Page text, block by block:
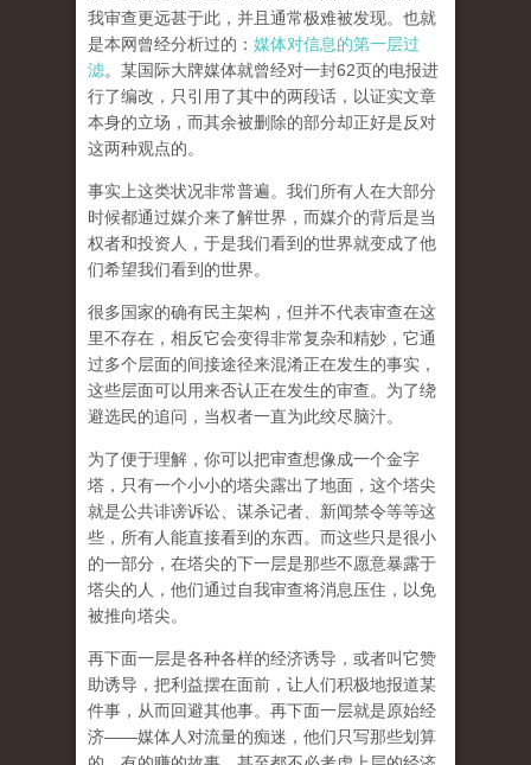
我审查更远甚于此，并且通常极难被发现。 也就
是本网曾经分析过的： 媒体对信息的第一层过
滤。某国际大牌媒体就曾经对一封62页的电报进
行了编改，只引用了其中的两段话，以证实文章
本身的立场，而其余被删除的部分却正好是反对
这两种观点的。
事实上这类状况非常普遍。我们所有人在大部分
时候都通过媒介来了解世界，而媒介的背后是当
权者和投资人，于是我们看到的世界就变成了他
们希望我们看到的世界。
很多国家的确有民主架构，但并不代表审查在这
里不存在，相反它会变得非常复杂和精妙，它通
过多个层面的间接途径来混淆正在发生的事实，
这些层面可以用来否认正在发生的审查。为了绕
避选民的追问，当权者一直为此绞尽脑汁。
为了便于理解，你可以把审查想像成一个金字
塔，只有一个小小的塔尖露出了地面，这个塔尖
就是公共诽谤诉讼、谋杀记者、新闻禁令等等这
些，所有人能直接看到的东西。而这些只是很小
的一部分，在塔尖的下一层是那些不愿意暴露于
塔尖的人，他们通过自我审查将消息压住，以免
被推向塔尖。
再下面一层是各种各样的经济诱导，或者叫它赞
助诱导，把利益摆在面前，让人们积极地报道某
件事，从而回避其他事。再下面一层就是原始经
济——媒体人对流量的痴迷，他们只写那些划算